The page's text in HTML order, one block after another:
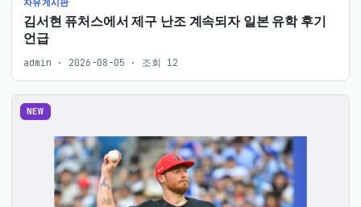
김서현 퓨처스에서 제구 난조 계속되자 일본 유학 후기
언급
admin · 2026-08-05 · 조회 12
NEW